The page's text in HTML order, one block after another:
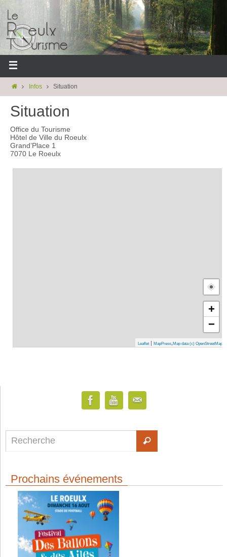
Infos Situation
Situation
Office du Tourisme
Hôtel de Ville du Roeulx
Grand’Place 1
7070 Le Roeulx
+
−
Leaflet | MapPress,Map data (c) OpenStreetMap
Prochains événements